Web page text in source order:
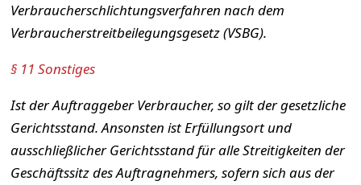
Verbraucherschlichtungsverfahren nach dem
Verbraucherstreitbeilegungsgesetz (VSBG).
§ 11 Sonstiges
Ist der Auftraggeber Verbraucher, so gilt der gesetzliche
Gerichtsstand. Ansonsten ist Erfüllungsort und
ausschließlicher Gerichtsstand für alle Streitigkeiten der
Geschäftssitz des Auftragnehmers, sofern sich aus der